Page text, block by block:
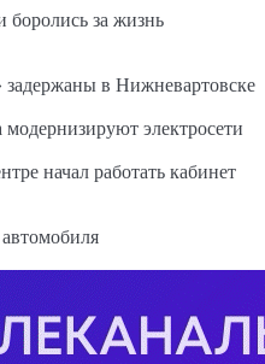
боролись за жизнь
задержаны в Нижневартовске
электросети
начал работать кабинет